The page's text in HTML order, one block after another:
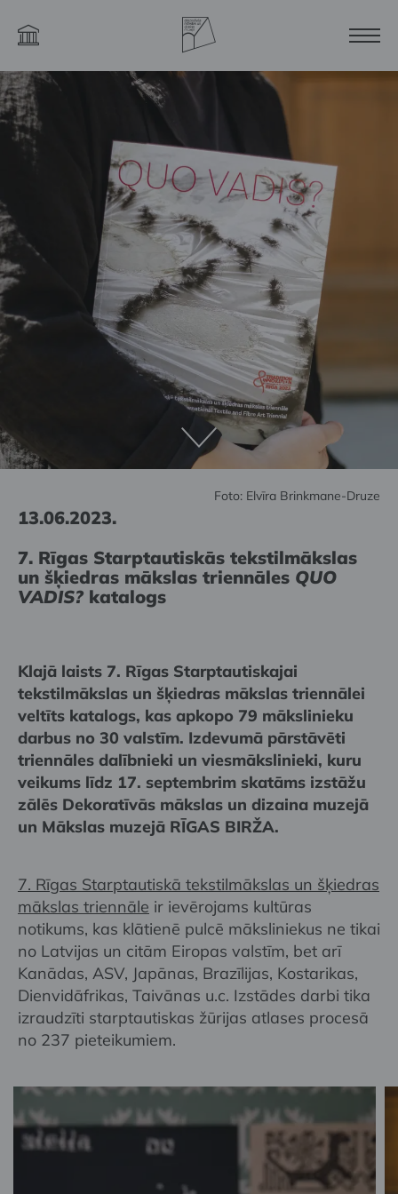
Foto: Elvīra Brinkmane-Druze
13.06.2023.
7. Rīgas Starptautiskās tekstilmākslas
un šķiedras mākslas triennāles QUO
VADIS? katalogs
Klajā laists 7. Rīgas Starptautiskajai
tekstilmākslas un šķiedras mākslas triennālei
veltīts katalogs, kas apkopo 79 mākslinieku
darbus no 30 valstīm. Izdevumā pārstāvēti
triennāles dalībnieki un viesmākslinieki, kuru
veikums līdz 17. septembrim skatāms izstāžu
zālēs Dekoratīvās mākslas un dizaina muzejā
un Mākslas muzejā RĪGAS BIRŽA.
7. Rīgas Starptautiskā tekstilmākslas un šķiedras
mākslas triennāle ir ievērojams kultūras
notikums, kas klātienē pulcē māksliniekus ne tikai
no Latvijas un citām Eiropas valstīm, bet arī
Kanādas, ASV, Japānas, Brazīlijas, Kostarikas,
Dienvidāfrikas, Taivānas u.c. Izstādes darbi tika
izraudzīti starptautiskas žūrijas atlases procesā
no 237 pieteikumiem.